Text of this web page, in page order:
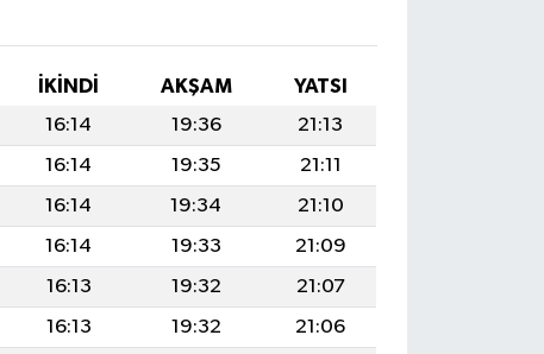
İKINDI AKŞAM
YATSI
16:14 19:36
21:13
16:14 19:35
21:11
16:14 19:34
21:10
16:14 19:33
21:09
16:13 19:32
21:07
16:13 19:32
21:06